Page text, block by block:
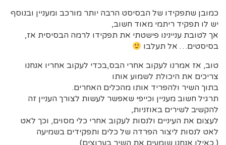
כמובן שתפקידו של הבסיסט הרבה יותר מורכב ומעניין ובנוסף
יש לו תפקיד ריתמי מאוד חשוב,
אך לטובת עניינינו פישטתי את תפקידו לרמה הבסיסית אז,
בסיסטים… אל תעלבו
טוב, אז אמרנו לעקוב אחרי הבס,בכדי לעקוב אחריו אנחנו
צריכים את היכולת לשמוע אותו
בתוך השיר ולהפריד אותו מהכלים האחרים.
תרגיל חשוב מעניין וכייפי שאפשר לעשות לצורך העניין זה
להקשיב לשירים באוזניות,
לעצום את העיניים ולנסות לעקוב אחרי כלי מסוים, וכך לאט
לאט לנסות ליצור הפרדה של כלים ותפקידים בשמיעה